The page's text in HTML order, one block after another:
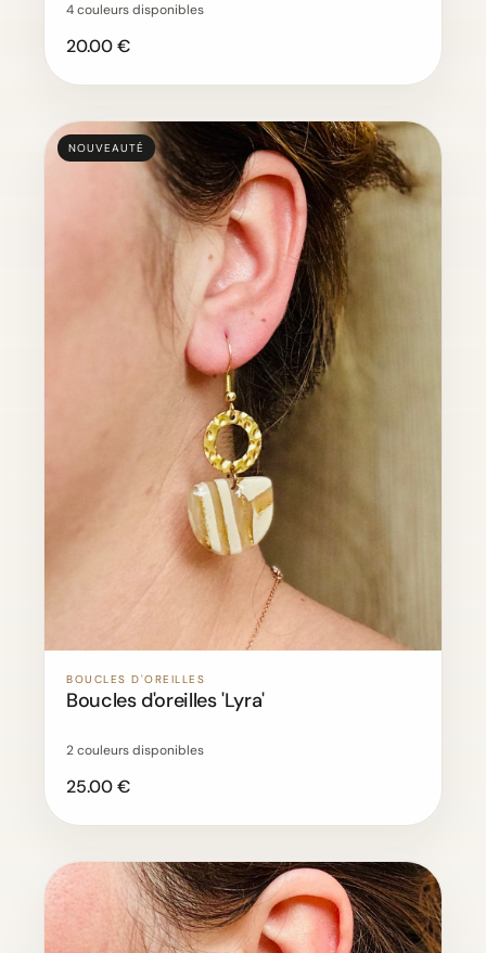
4 couleurs disponibles
20.00 €
NOUVEAUTÉ
BOUCLES D'OREILLES
Boucles d'oreilles 'Lyra'
2 couleurs disponibles
25.00 €